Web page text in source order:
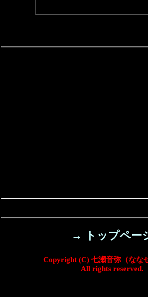
→ トップペー
Copyright (C) 七瀬音弥（なな
All rights reserved.